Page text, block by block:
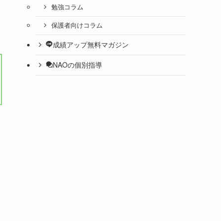
勉強コラム
保護者向けコラム
成績アップ無料マガジン
NAOの個別指導